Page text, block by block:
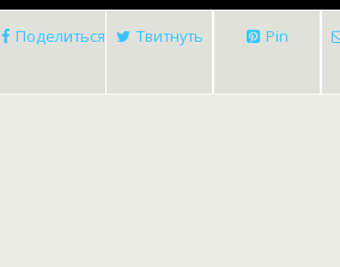
Поделиться Твитнуть Pin